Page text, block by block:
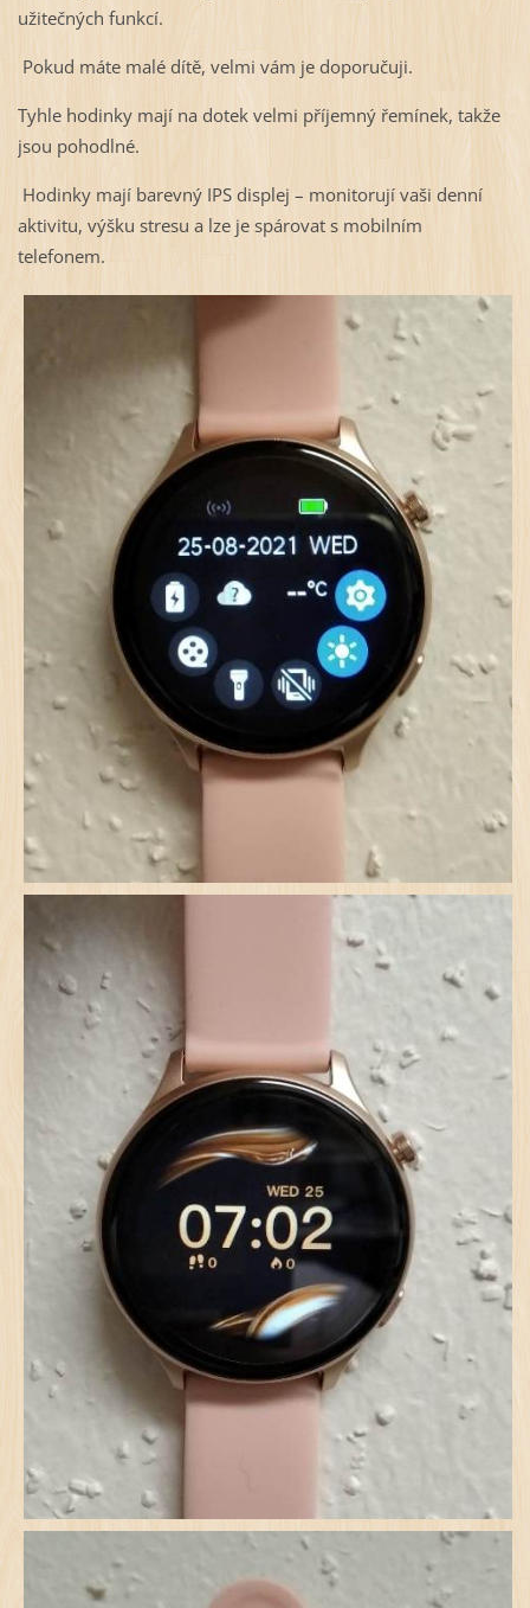
užitečných funkcí.
Pokud máte malé dítě, velmi vám je doporučuji.
Tyhle hodinky mají na dotek velmi příjemný řemínek, takže
jsou pohodlné.
Hodinky mají barevný IPS displej – monitorují vaši denní
aktivitu, výšku stresu a lze je spárovat s mobilním
telefonem.